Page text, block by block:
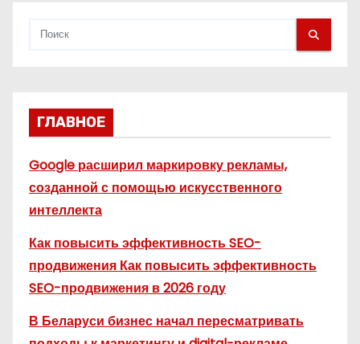
ц
и
я
з
а
п
и
ГЛАВНОЕ
Google расширил маркировку рекламы,
созданной с помощью искусственного
интеллекта
Как повысить эффективность SEO-
продвижения Как повысить эффективность
SEO-продвижения в 2026 году
В Беларуси бизнес начал пересматривать